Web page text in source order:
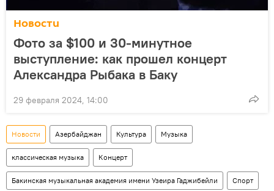
Новости
Фото за $100 и 30-минутное
выступление: как прошел концерт
Александра Рыбака в Баку
29 февраля 2024, 14:00
Новости Азербайджан Культура Музыка
классическая музыка Концерт
Бакинская музыкальная академия имени Узеира Гаджибейли Спорт